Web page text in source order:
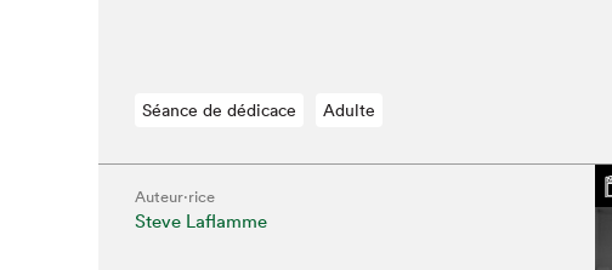
Séance de dédicace Adulte
Auteur·rice
Steve Laflamme